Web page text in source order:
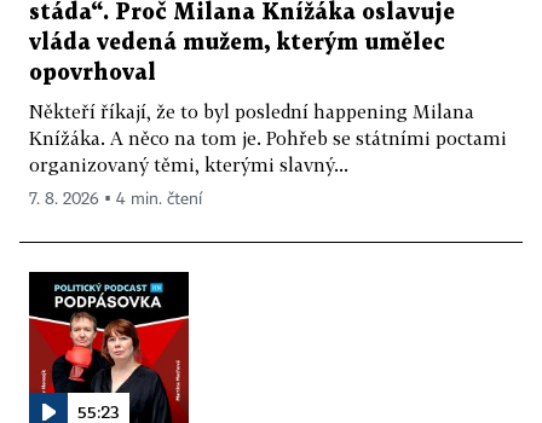
stáda“. Proč Milana Knížáka oslavuje
vláda vedená mužem, kterým umělec
opovrhoval
Někteří říkají, že to byl poslední happening Milana
Knížáka. A něco na tom je. Pohřeb se státními poctami
organizovaný těmi, kterými slavný...
7. 8. 2026 ▪ 4 min. čtení
55:23